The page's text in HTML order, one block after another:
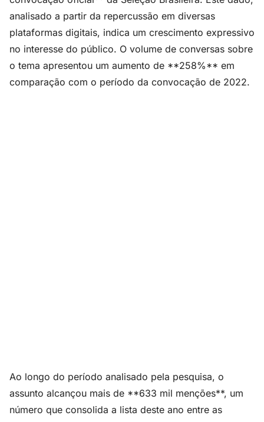
analisado a partir da repercussão em diversas
plataformas digitais, indica um crescimento expressivo
no interesse do público. O volume de conversas sobre
o tema apresentou um aumento de **258%** em
comparação com o período da convocação de 2022.
Ao longo do período analisado pela pesquisa, o
assunto alcançou mais de **633 mil menções**, um
número que consolida a lista deste ano entre as